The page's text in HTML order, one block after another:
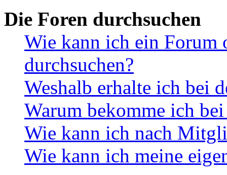
Die Foren durchsuchen
Wie kann ich ein Forum
durchsuchen?
Weshalb erhalte ich bei
Warum bekomme ich
Wie kann ich nach
Wie kann ich meine